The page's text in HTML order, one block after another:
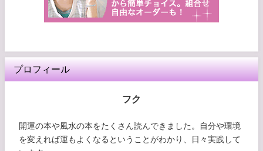
プロフィール
フク
開運の本や風水の本をたくさん読んできました。自分や環境
を変えれば運もよくなるということがわかり、日々実践して